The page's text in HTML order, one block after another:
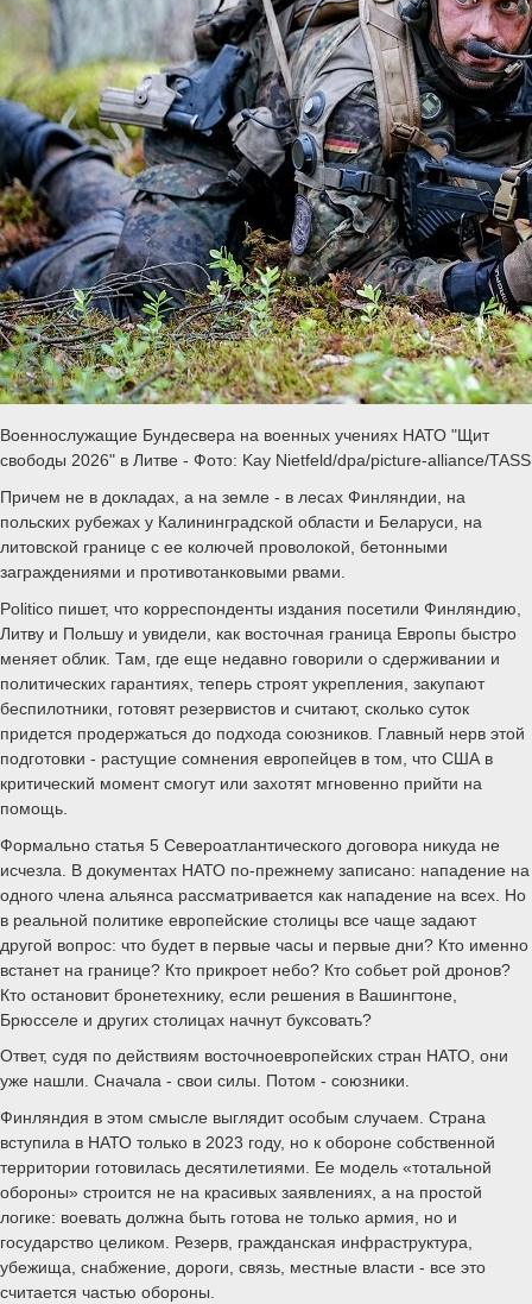
Военнослужащие Бундесвера на военных учениях НАТО "Щит
свободы 2026" в Литве - Фото: Kay Nietfeld/dpa/picture-alliance/TASS
Причем не в докладах, а на земле - в лесах Финляндии, на
польских рубежах у Калининградской области и Беларуси, на
литовской границе с ее колючей проволокой, бетонными
заграждениями и противотанковыми рвами.
Politico пишет, что корреспонденты издания посетили Финляндию,
Литву и Польшу и увидели, как восточная граница Европы быстро
меняет облик. Там, где еще недавно говорили о сдерживании и
политических гарантиях, теперь строят укрепления, закупают
беспилотники, готовят резервистов и считают, сколько суток
придется продержаться до подхода союзников. Главный нерв этой
подготовки - растущие сомнения европейцев в том, что США в
критический момент смогут или захотят мгновенно прийти на
помощь.
Формально статья 5 Североатлантического договора никуда не
исчезла. В документах НАТО по-прежнему записано: нападение на
одного члена альянса рассматривается как нападение на всех. Но
в реальной политике европейские столицы все чаще задают
другой вопрос: что будет в первые часы и первые дни? Кто именно
встанет на границе? Кто прикроет небо? Кто собьет рой дронов?
Кто остановит бронетехнику, если решения в Вашингтоне,
Брюсселе и других столицах начнут буксовать?
Ответ, судя по действиям восточноевропейских стран НАТО, они
уже нашли. Сначала - свои силы. Потом - союзники.
Финляндия в этом смысле выглядит особым случаем. Страна
вступила в НАТО только в 2023 году, но к обороне собственной
территории готовилась десятилетиями. Ее модель «тотальной
обороны» строится не на красивых заявлениях, а на простой
логике: воевать должна быть готова не только армия, но и
государство целиком. Резерв, гражданская инфраструктура,
убежища, снабжение, дороги, связь, местные власти - все это
считается частью обороны.